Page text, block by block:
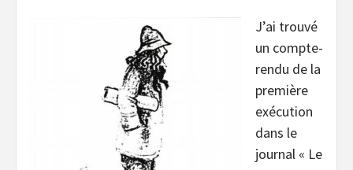
J’ai trouvé
un compte-
rendu de la
première
exécution
dans le
journal « Le